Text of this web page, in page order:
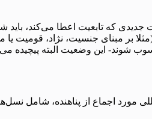
که تابعیت اعطا می‌کند، باید
بر مبنای جنسیت، نژاد، قومیت‌
شوند- این وضعیت البته پیچیده
مطرح می‌کنند و که بر اساس کنوانسیون پناهندگان سازمان ملل(67-1952)،